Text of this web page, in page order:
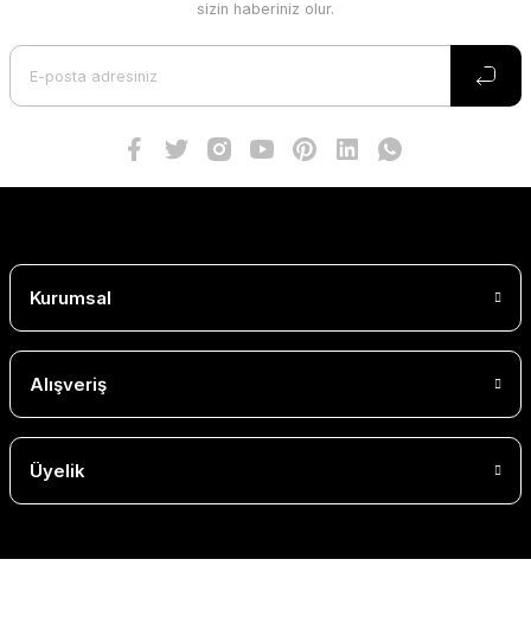
sizin haberiniz olur.
Kurumsal
Alışveriş
Üyelik